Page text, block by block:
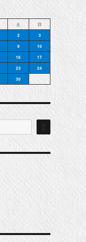
土
日
2
3
9
10
16
17
23
24
30